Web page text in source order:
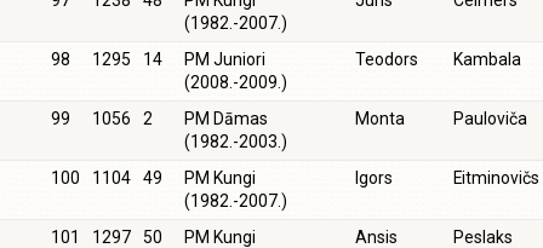
(1982.-2007.)
98 1295 14
PM Juniori
(2008.-2009.)
Teodors Kambala
99 1056 2
PM Dāmas
(1982.-2003.)
Monta Pauloviča
100 1104 49
PM Kungi
(1982.-2007.)
Igors Eitminovičs
101 1297 50
PM Kungi
Ansis Peslaks